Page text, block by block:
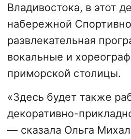
Владивостока, в этот
набережной
развлекательная
вокальные и
приморской столицы.
«Здесь будет также
декоративно-
— сказала Ольга